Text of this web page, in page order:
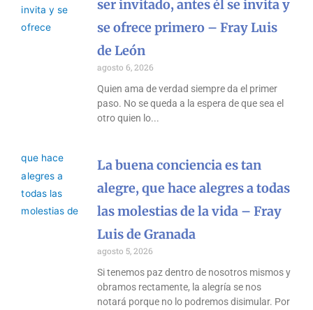
ser invitado, antes él se invita y
se ofrece primero – Fray Luis
de León
agosto 6, 2026
Quien ama de verdad siempre da el primer
paso. No se queda a la espera de que sea el
otro quien lo
La buena conciencia es tan
alegre, que hace alegres a todas
las molestias de la vida – Fray
Luis de Granada
agosto 5, 2026
Si tenemos paz dentro de nosotros mismos y
obramos rectamente, la alegría se nos
notará porque no lo podremos disimular. Por